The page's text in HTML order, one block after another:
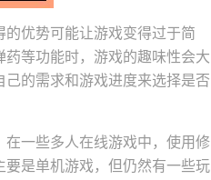
优势可能让游戏变得过于简
等功能时，游戏的趣味性会大
的需求和游戏进度来选择是否
一些多人在线游戏中，使用修
是单机游戏，但仍然有一些玩